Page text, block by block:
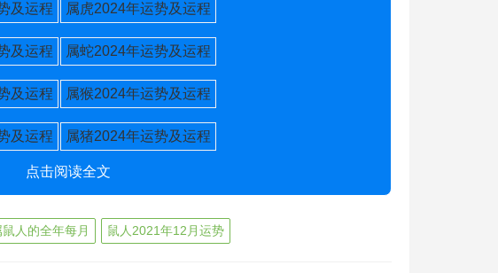
及运程 属虎2024年运势及运程
及运程 属蛇2024年运势及运程
及运程 属猴2024年运势及运程
及运程 属猪2024年运势及运程
点击阅读全文
人的全年每月 鼠人2021年12月运势